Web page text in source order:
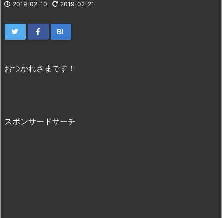
2019-02-10 2019-02-21
B!
おつかれさまです！
スポンサードサーチ